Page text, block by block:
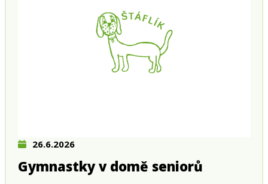
26.6.2026
Gymnastky v domě seniorů